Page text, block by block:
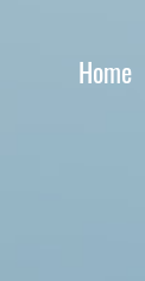
Home